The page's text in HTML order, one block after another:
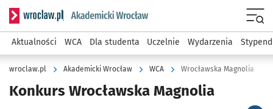
Serwis informacyjny wroclaw.pl podserwis: Akademicki
Aktualności WCA Dla studenta Uczelnie Wydarzenia
wroclaw.pl Akademicki Wrocław WCA Wrocławska Magnolia
Konkurs Wrocławska Magnolia